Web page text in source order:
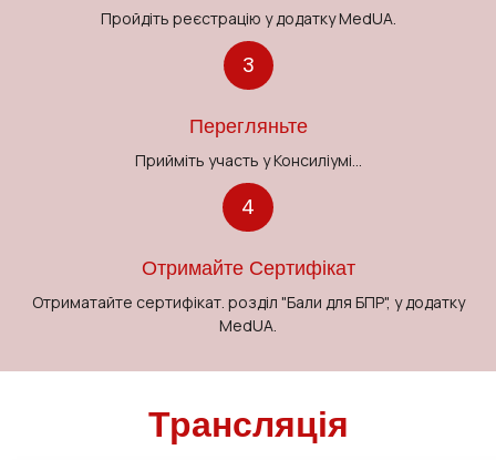
Пройдіть реєстрацію у додатку MedUA.
3
Перегляньте
Прийміть участь у Консиліумі...
4
Отримайте Сертифікат
Отриматайте сертифікат. розділ "Бали для БПР", у додатку
MedUA.
Трансляція